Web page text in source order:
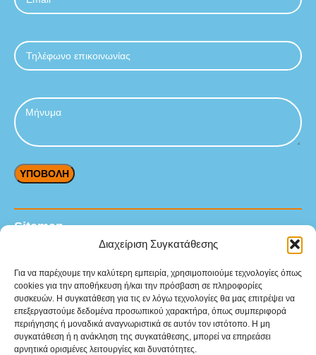
Διαχείριση Συγκατάθεσης
Για να παρέχουμε την καλύτερη εμπειρία, χρησιμοποιούμε τεχνολογίες όπως
cookies για την αποθήκευση ή/και την πρόσβαση σε πληροφορίες
συσκευών. Η συγκατάθεση για τις εν λόγω τεχνολογίες θα μας επιτρέψει να
επεξεργαστούμε δεδομένα προσωπικού χαρακτήρα, όπως συμπεριφορά
περιήγησης ή μοναδικά αναγνωριστικά σε αυτόν τον ιστότοπο. Η μη
συγκατάθεση ή η ανάκληση της συγκατάθεσης, μπορεί να επηρεάσει
αρνητικά ορισμένες λειτουργίες και δυνατότητες.
Sitemap
Προϊόντα
Υπηρεσίες
Βιομηχανικοί κλάδοι